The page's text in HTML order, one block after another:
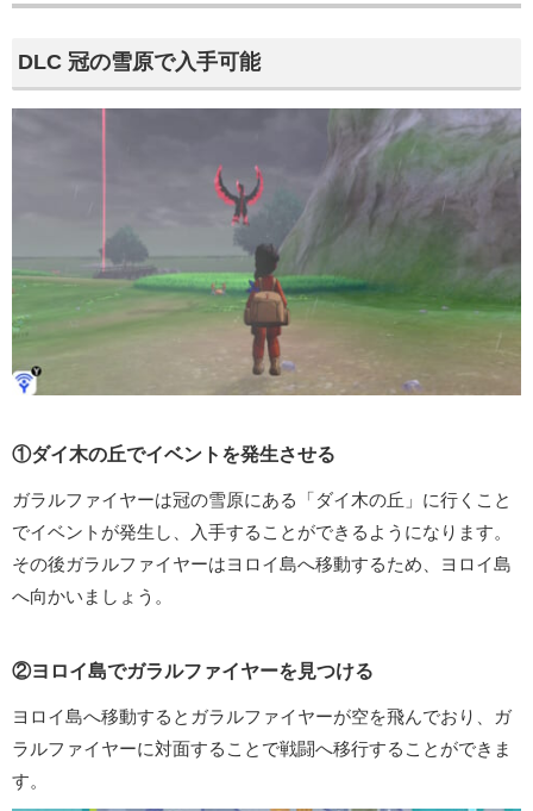
DLC 冠の雪原で入手可能
①ダイ木の丘でイベントを発生させる
ガラルファイヤーは冠の雪原にある「ダイ木の丘」に行くこと
でイベントが発生し、入手することができるようになります。
その後ガラルファイヤーはヨロイ島へ移動するため、ヨロイ島
へ向かいましょう。
②ヨロイ島でガラルファイヤーを見つける
ヨロイ島へ移動するとガラルファイヤーが空を飛んでおり、ガ
ラルファイヤーに対面することで戦闘へ移行することができま
す。